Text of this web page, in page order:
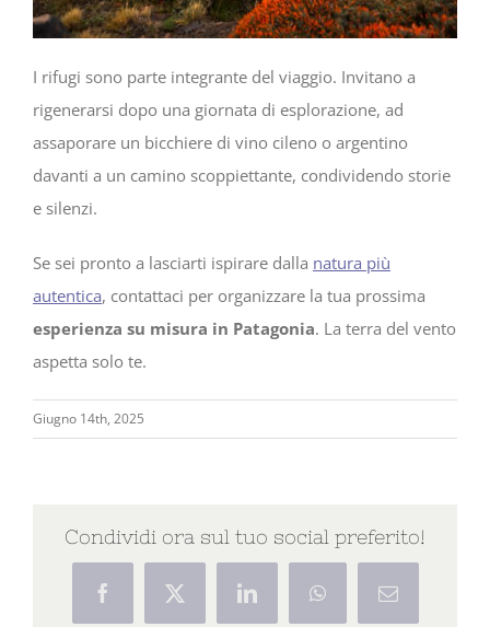
I rifugi sono parte integrante del viaggio. Invitano a
rigenerarsi dopo una giornata di esplorazione, ad
assaporare un bicchiere di vino cileno o argentino
davanti a un camino scoppiettante, condividendo storie
e silenzi.
Se sei pronto a lasciarti ispirare dalla natura più
autentica, contattaci per organizzare la tua prossima
esperienza su misura in Patagonia. La terra del vento
aspetta solo te.
Giugno 14th, 2025
Condividi ora sul tuo social preferito!
FacebookX LinkedInWhatsAppEmail